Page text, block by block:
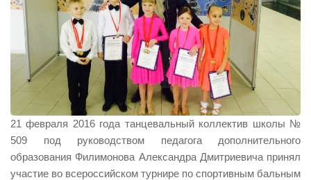
21 февраля 2016 года танцевальный коллектив школы №
509 под руководством педагога дополнительного
образования Филимонова Александра Дмитриевича принял
участие во всероссийском турнире по спортивным бальным